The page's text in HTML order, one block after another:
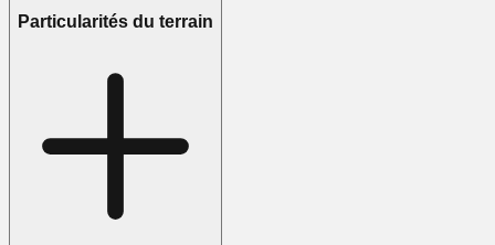
Particularités du terrain